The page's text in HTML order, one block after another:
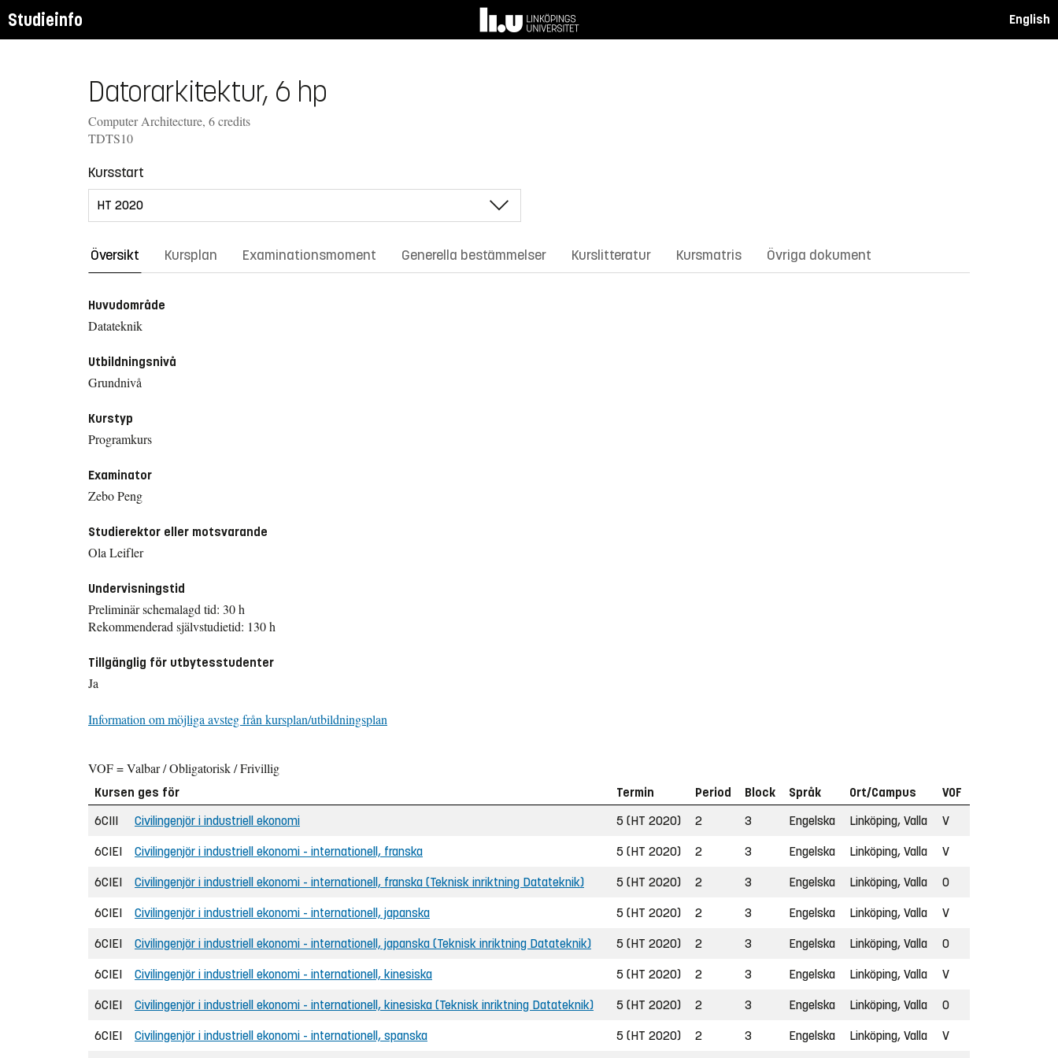
Studieinfo English
Datorarkitektur, 6 hp
Computer Architecture, 6 credits
TDTS10
Kursstart
Översikt Kursplan Examinationsmoment Generella bestämmelser Kurslitteratur Kursmatris Övriga dokument
Huvudområde
Datateknik
Utbildningsnivå
Grundnivå
Kurstyp
Programkurs
Examinator
Zebo Peng
Studierektor eller motsvarande
Ola Leifler
Undervisningstid
Preliminär schemalagd tid: 30 h
Rekommenderad självstudietid: 130 h
Tillgänglig för utbytesstudenter
Ja
Information om möjliga avsteg från kursplan/utbildningsplan
VOF = Valbar / Obligatorisk / Frivillig
Kursen ges för Termin Period Block Språk Ort/Campus
VOF
6CIII
Civilingenjör i industriell ekonomi 5 (HT 2020) 2 3 Engelska Linköping, Valla V
6CIEI Civilingenjör i industriell ekonomi - internationell, franska 5 (HT 2020) 2 3 Engelska Linköping, Valla V
6CIEI Civilingenjör i industriell ekonomi - internationell, franska (Teknisk inriktning Datateknik) 5 (HT 2020) 2 3 Engelska Linköping, Valla O
6CIEI Civilingenjör i industriell ekonomi - internationell, japanska 5 (HT 2020) 2 3 Engelska Linköping, Valla V
6CIEI Civilingenjör i industriell ekonomi - internationell, japanska (Teknisk inriktning Datateknik) 5 (HT 2020) 2 3 Engelska Linköping, Valla O
6CIEI Civilingenjör i industriell ekonomi - internationell, kinesiska 5 (HT 2020) 2 3 Engelska Linköping, Valla V
6CIEI Civilingenjör i industriell ekonomi - internationell, kinesiska (Teknisk inriktning Datateknik) 5 (HT 2020) 2 3 Engelska Linköping, Valla O
6CIEI Civilingenjör i industriell ekonomi - internationell, spanska 5 (HT 2020) 2 3 Engelska Linköping, Valla V